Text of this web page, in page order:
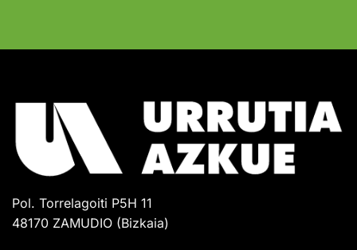
Pol. Torrelagoiti P5H 11
48170 ZAMUDIO (Bizkaia)